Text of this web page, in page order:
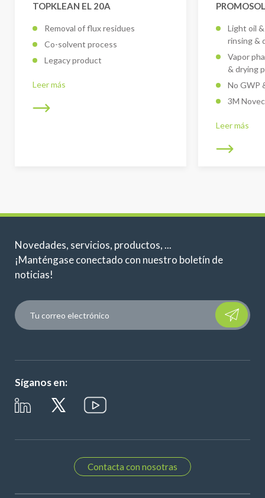
TOPKLEAN EL 20A
Removal of flux residues
Co-solvent process
Legacy product
Leer más
Light oil
rinsing &
Vapor
& drying
No GWP
3M
Leer más
Novedades, servicios, productos, ...
¡Manténgase conectado con nuestro boletín de
noticias!
Please
Síganos en:
Contacta con nosotras